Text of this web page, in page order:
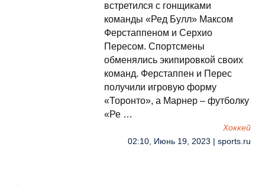
встретился с гонщиками
команды «Ред Булл» Максом
Ферстаппеном и Серхио
Пересом. Спортсмены
обменялись экипировкой своих
команд. Ферстаппен и Перес
получили игровую форму
«Торонто», а Марнер – футболку
«Ре …
Хоккей
02:10, Июнь 19, 2023 | sports.ru